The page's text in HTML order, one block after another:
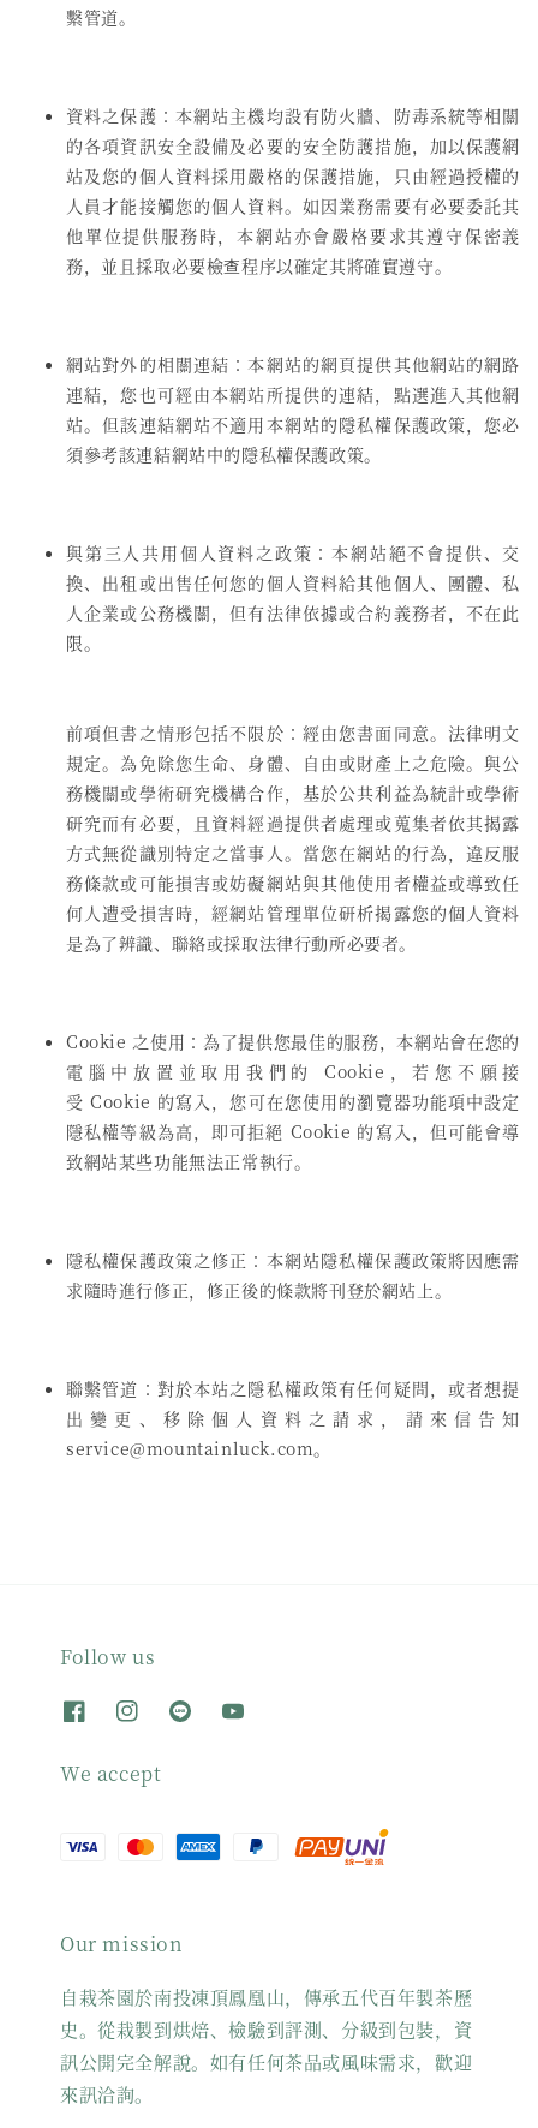
繫管道。
資料之保護：本網站主機均設有防火牆、防毒系統等相關
的各項資訊安全設備及必要的安全防護措施，加以保護網
站及您的個人資料採用嚴格的保護措施，只由經過授權的
人員才能接觸您的個人資料。如因業務需要有必要委託其
他單位提供服務時，本網站亦會嚴格要求其遵守保密義
務，並且採取必要檢查程序以確定其將確實遵守。
網站對外的相關連結：本網站的網頁提供其他網站的網路
連結，您也可經由本網站所提供的連結，點選進入其他網
站。但該連結網站不適用本網站的隱私權保護政策，您必
須參考該連結網站中的隱私權保護政策。
與第三人共用個人資料之政策：本網站絕不會提供、交
換、出租或出售任何您的個人資料給其他個人、團體、私
人企業或公務機關，但有法律依據或合約義務者，不在此
限。
前項但書之情形包括不限於：經由您書面同意。法律明文
規定。為免除您生命、身體、自由或財產上之危險。與公
務機關或學術研究機構合作，基於公共利益為統計或學術
研究而有必要，且資料經過提供者處理或蒐集者依其揭露
方式無從識別特定之當事人。當您在網站的行為，違反服
務條款或可能損害或妨礙網站與其他使用者權益或導致任
何人遭受損害時，經網站管理單位研析揭露您的個人資料
是為了辨識、聯絡或採取法律行動所必要者。
Cookie 之使用：為了提供您最佳的服務，本網站會在您的
電腦中放置並取用我們的 Cookie，若您不願接
受 Cookie 的寫入，您可在您使用的瀏覽器功能項中設定
隱私權等級為高，即可拒絕 Cookie 的寫入，但可能會導
致網站某些功能無法正常執行。
隱私權保護政策之修正：本網站隱私權保護政策將因應需
求隨時進行修正，修正後的條款將刊登於網站上。
聯繫管道：對於本站之隱私權政策有任何疑問，或者想提
出變更、移除個人資料之請求，請來信告知
service@mountainluck.com。
Follow us
We accept
Our mission
自栽茶園於南投凍頂鳳凰山，傳承五代百年製茶歷
史。從栽製到烘焙、檢驗到評測、分級到包裝，資
訊公開完全解說。如有任何茶品或風味需求，歡迎
來訊洽詢。